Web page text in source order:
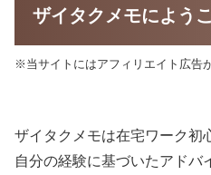
ザイタクメモによう
※当サイトにはアフィリエイト広告
ザイタクメモは在宅ワーク初
自分の経験に基づいたアドバ